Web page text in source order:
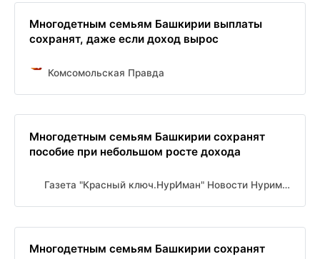
Многодетным семьям Башкирии выплаты
сохранят, даже если доход вырос
Комсомольская Правда
Многодетным семьям Башкирии сохранят
пособие при небольшом росте дохода
Газета "Красный ключ.НурИман" Новости Нуримановского района
Многодетным семьям Башкирии сохранят